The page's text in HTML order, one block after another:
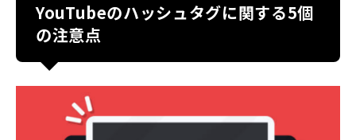
YouTubeのハッシュタグに関する5個
の注意点